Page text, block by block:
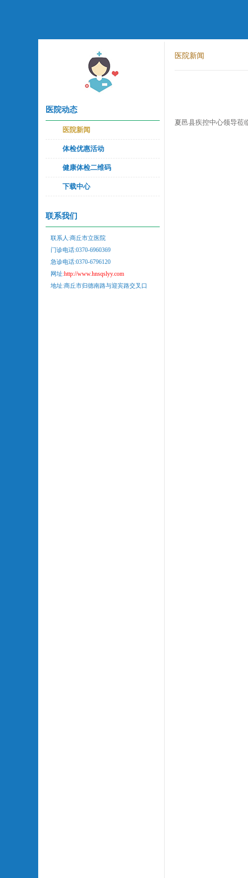
医院动态
医院新闻
体检优惠活动
健康体检二维码
下载中心
联系我们
联系人:商丘市立医院
门诊电话:0370-6960369
急诊电话:0370-6796120
网址:http://www.hnsqslyy.com
地址:商丘市归德南路与迎宾路交叉口
医院新闻
夏邑县疾控中心领导莅